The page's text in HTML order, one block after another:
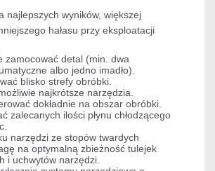
najlepszych wyników, większej
hałasu przy eksploatacji
zamocować detal (min. dwa
albo jedno imadło).
blisko strefy obróbki.
najkrótsze narzędzia.
dokładnie na obszar obróbki.
zalecanych ilości płynu chłodzącego
narzędzi ze stopów twardych
na optymalną zbieżność tulejek
i uchwytów narzędzi.